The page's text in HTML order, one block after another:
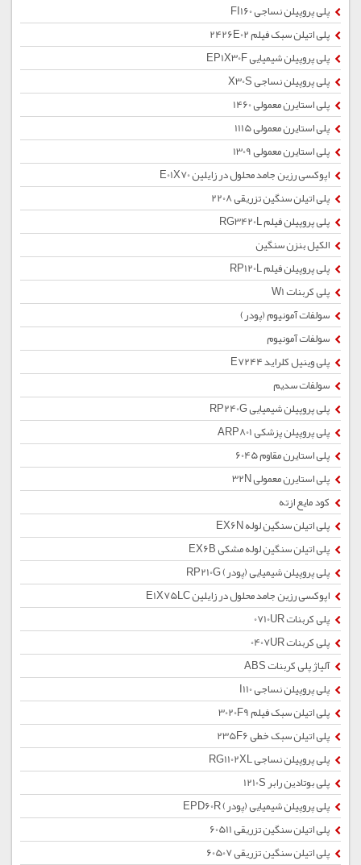
پلی پروپیلن نساجی FI160
پلی اتیلن سبک فیلم 2426E02
پلی پروپیلن شیمیایی EP1X30F
پلی پروپیلن نساجی X30S
پلی استایرن معمولی 1460
پلی استایرن معمولی 1115
پلی استایرن معمولی 1309
اپوکسی رزین جامد محلول در زایلین E01X70
پلی اتیلن سنگین تزریقی 2208
پلی پروپیلن فیلم RG3420L
الکیل بنزن سنگین
پلی پروپیلن فیلم RP120L
پلی کربنات W1
سولفات آمونیوم (پودر)
سولفات آمونیوم
پلی وینیل کلراید E7244
سولفات سدیم
پلی پروپیلن شیمیایی RP240G
پلی پروپیلن پزشکی ARP801
پلی استایرن مقاوم 6045
پلی استایرن معمولی 32N
کود مایع ازته
پلی اتیلن سنگین لوله EX6N
پلی اتیلن سنگین لوله مشکی EX6B
پلی پروپیلن شیمیایی (پودر) RP210G
اپوکسی رزین جامد محلول در زایلین E1X75LC
پلی کربنات 0710UR
پلی کربنات 0407UR
آلیاژ پلی کربنات ABS
پلی پروپیلن نساجی I110
پلی اتیلن سبک فیلم 3020F9
پلی اتیلن سبک خطی 235F6
پلی پروپیلن نساجی RG1102XL
پلی بوتادین رابر 1210S
پلی پروپیلن شیمیایی (پودر) EPD60R
پلی اتیلن سنگین تزریقی 60511
پلی اتیلن سنگین تزریقی 60507